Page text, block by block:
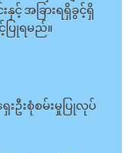
င့် အခြားရရှိခွင့်ရှိ
ပြုရမည်။
းဦးစုံစမ်းမှုပြုလုပ်